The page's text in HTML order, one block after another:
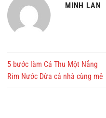
MINH LAN
5 bước làm Cá Thu Một Nắng
Rim Nước Dừa cả nhà cùng mê